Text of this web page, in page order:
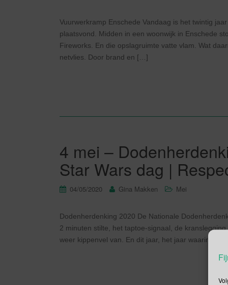
Vuurwerkramp Enschede Vandaag is het twintig
plaatsvond. Midden in een woonwijk in Enschede
Fireworks. En die opslagruimte vatte vlam. Wat
netvlies. Door brand en […]
4 mei –
Star Wars dag |
04/05/2020 Gina Makken Mei
Dodenherdenking 2020 De Nationale
2 minuten stilte, het taptoe-signaal, de
weer kippenvel van. En dit jaar, het jaar waarin we